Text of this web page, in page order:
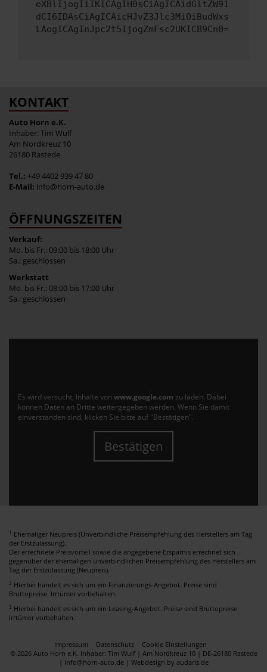
eXBlIjogIiIKICAgIH0sCiAgICAidGltZW91
dCI6IDAsCiAgICAicHJvZ3Jlc3MiOiBudWxs
LAogICAgInJpc2t5IjogZmFsc2UKICB9Cn0=
KONTAKT
Auto Horn e.K.
Inhaber: Tim Wulf
Am Nordkreuz 10
26180 Rastede
Tel.: +49 4402 939 47 80
E-Mail: info@horn-auto.de
ÖFFNUNGSZEITEN
Verkauf:
Mo. bis Fr.: 09:00 bis 18:00 Uhr
Sa.: geschlossen
Werkstatt
Mo. bis Fr.: 08:00 bis 17:00 Uhr
Sa.: geschlossen
Es wird versucht, Inhalte von www.google.com zu laden. Dabei
können Daten an Dritte weitergegeben werden. Wenn Sie damit
einverstanden sind, klicken Sie bitte auf "Bestätigen".
Bestätigen
1 Ehemaliger Neupreis (Unverbindliche Preisempfehlung des Herstellers am Tag
der Erstzulassung).
Der errechnete Preisvorteil sowie die angegebene Ersparnis errechnet sich
gegenüber der ehemaligen unverbindlichen Preisempfehlung des Herstellers am
Tag der Erstzulassung (Neupreis).
2 Hierbei handelt es sich um ein Finanzierungs-Angebot. Preise sind
Bruttopreise. Irrtümer vorbehalten.
3 Hierbei handelt es sich um ein Leasing-Angebot. Preise sind Bruttopreise.
Irrtümer vorbehalten.
Impressum Datenschutz
Cookie Einstellungen
© 2026 Auto Horn e.K. Inhaber: Tim Wulf | Am Nordkreuz 10 | DE-26180 Rastede
| info@horn-auto.de | Webdesign by audaris.de